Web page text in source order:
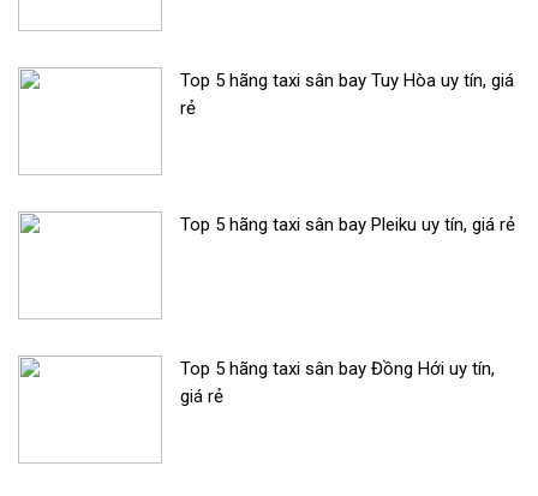
Top 5 hãng taxi sân bay Tuy Hòa uy tín, giá
rẻ
Top 5 hãng taxi sân bay Pleiku uy tín, giá rẻ
Top 5 hãng taxi sân bay Đồng Hới uy tín,
giá rẻ